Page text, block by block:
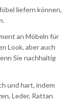
liefern können,
an Möbeln für
Look, aber auch
Sie nachhaltig
und hart, indem
Leder, Rattan